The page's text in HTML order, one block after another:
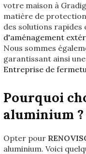
votre maison à
matière de
des solutions rapides
d'aménagement
Nous sommes
garantissant ainsi
Entreprise de
Pourquoi
aluminium ?
Opter pour
aluminium. Voici